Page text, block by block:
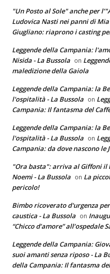
"Un Posto al Sole" anche per
Ludovica Nasti nei panni di Mia
Giugliano: riaprono i casting
Leggende della Campania:
Nisida - La Bussola on
maledizione della Gaiola
Leggende della Campania: la
l'ospitalità - La Bussola on
Campania: Il fantasma del
Leggende della Campania: la
l'ospitalità - La Bussola on
Campania: da dove nascono le
"Ora basta": arriva al Giffoni il
Noemi - La Bussola on La
pericolo!
Bimbo ricoverato d'urgenza
caustica - La Bussola on
“Chicco d’amore” all’ospedale
Leggende della Campania:
suoi amanti senza riposo - La
della Campania: Il fantasma